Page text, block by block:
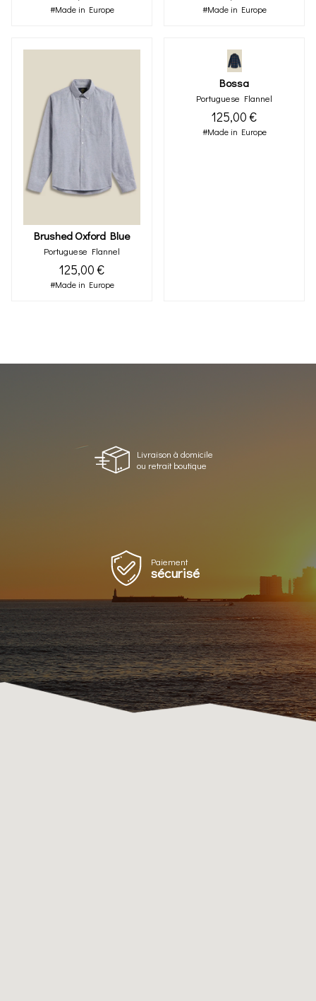
#Made in Europe #Made in Europe
Brushed Oxford Blue
Portuguese Flannel
125,00 €
#Made in Europe
Bossa
Portuguese Flannel
125,00 €
#Made in Europe
Livraison à domicile
ou retrait boutique
Paiement
sécurisé